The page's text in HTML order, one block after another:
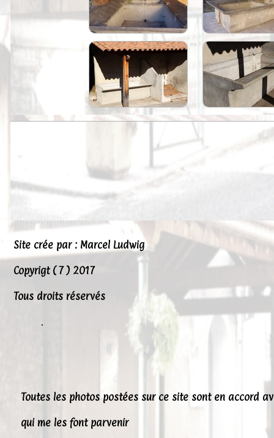
Site crée par : Marcel Ludwig
Copyrigt ( 7 ) 2017
Tous droits réservés
.
Toutes les photos postées sur ce site sont en accord
qui me les font parvenir